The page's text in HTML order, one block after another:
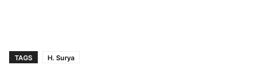
TAGS H. Surya